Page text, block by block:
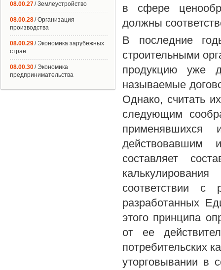
в сфере
должны
В последние
строительными
продукцию уже
называемые
Однако, считать
следующим
применявшихся
действовавшим
составляет
соответствии с
разработанных
этого принципа
от ее
потребительских
уторговывании в
08.00.27/ Землеустройство
08.00.28/ Организация
производства
08.00.29/ Экономика зарубежных
стран
08.00.30/ Экономика
предпринимательства